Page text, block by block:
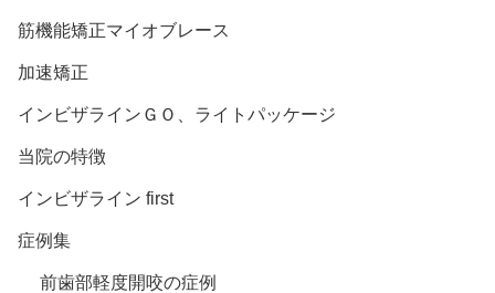
筋機能矯正マイオブレース
加速矯正
インビザラインＧＯ、ライトパッケージ
当院の特徴
インビザライン first
症例集
前歯部軽度開咬の症例